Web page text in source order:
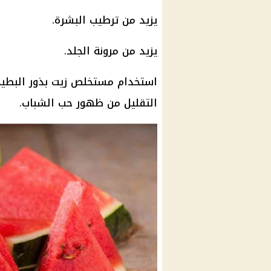
يزيد من ترطيب البشرة.
يزيد من مرونة الجلد.
استخدام مستخلص زيت بذور
التقليل من ظهور حب الشباب.